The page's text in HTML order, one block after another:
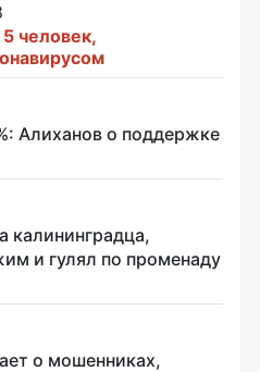
человек,
Алиханов о поддержке
калининградца,
и гулял по променаду
о мошенниках,